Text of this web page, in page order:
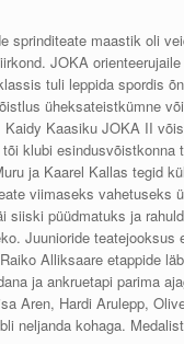
sprinditeate maastik oli
JOKA
tuli leppida spordis
üheksateistkümne
Kaasiku JOKA II
klubi
ja Kaarel Kallas tegid
viimaseks vahetuseks
püüdmatuks ja
Juunioride
Alliksaare etappide
ja ankruetapi parima
Aren, Hardi Arulepp,
neljanda kohaga.